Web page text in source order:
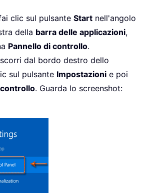
clic sul pulsante Start nell'angolo
della barra delle applicazioni,
Pannello di controllo.
dal bordo destro dello
sul pulsante Impostazioni e poi
. Guarda lo screenshot: